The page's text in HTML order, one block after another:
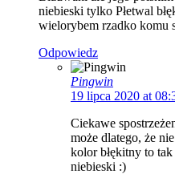
niebieski tylko Płetwal
wielorybem rzadko komu
Odpowiedz
Pingwin
19 lipca 2020 at
Ciekawe
może dlatego, że
kolor błękitny to
niebieski :)